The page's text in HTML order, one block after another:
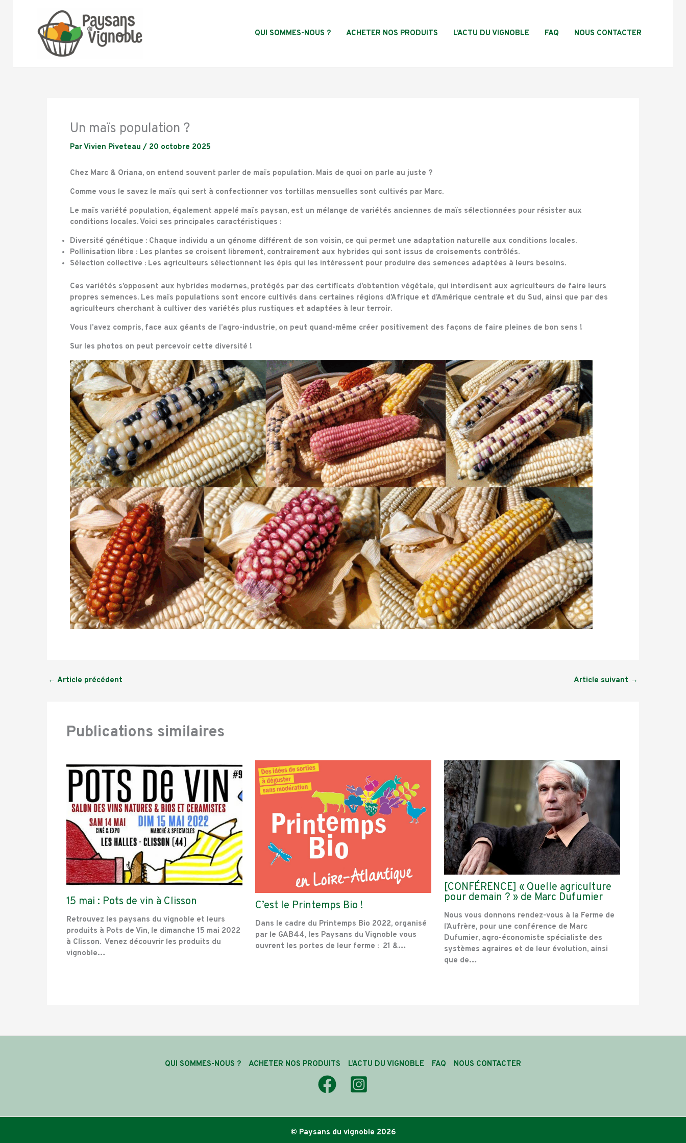
QUI SOMMES-NOUS ? ACHETER NOS PRODUITS L’ACTU DU VIGNOBLE FAQ NOUS CONTACTER
Un maïs population ?
ParVivien Piveteau / 20 octobre 2025
Chez Marc & Oriana, on entend souvent parler de maïs population. Mais de quoi on parle au juste ?
Comme vous le savez le maïs qui sert à confectionner vos tortillas mensuelles sont cultivés par Marc.
Le maïs variété population, également appelé maïs paysan, est un mélange de variétés anciennes de maïs sélectionnées pour résister aux
conditions locales. Voici ses principales caractéristiques :
Diversité génétique : Chaque individu a un génome différent de son voisin, ce qui permet une adaptation naturelle aux conditions locales.
Pollinisation libre : Les plantes se croisent librement, contrairement aux hybrides qui sont issus de croisements contrôlés.
Sélection collective : Les agriculteurs sélectionnent les épis qui les intéressent pour produire des semences adaptées à leurs besoins.
Ces variétés s’opposent aux hybrides modernes, protégés par des certificats d’obtention végétale, qui interdisent aux agriculteurs de faire leurs
propres semences. Les maïs populations sont encore cultivés dans certaines régions d’Afrique et d’Amérique centrale et du Sud, ainsi que par des
agriculteurs cherchant à cultiver des variétés plus rustiques et adaptées à leur terroir.
Vous l’avez compris, face aux géants de l’agro-industrie, on peut quand-même créer positivement des façons de faire pleines de bon sens !
Sur les photos on peut percevoir cette diversité !
← Article précédent Article suivant →
Publications similaires
15 mai : Pots de vin à Clisson
Retrouvez les paysans du vignoble et leurs
produits à Pots de Vin, le dimanche 15 mai 2022
à Clisson. Venez découvrir les produits du
vignoble…
C’est le Printemps Bio !
Dans le cadre du Printemps Bio 2022, organisé
par le GAB44, les Paysans du Vignoble vous
ouvrent les portes de leur ferme : 21 &…
[CONFÉRENCE] « Quelle agriculture
pour demain ? » de Marc Dufumier
Nous vous donnons rendez-vous à la Ferme de
l’Aufrère, pour une conférence de Marc
Dufumier, agro-économiste spécialiste des
systèmes agraires et de leur évolution, ainsi
que de…
QUI SOMMES-NOUS ? ACHETER NOS PRODUITS L’ACTU DU VIGNOBLE FAQ NOUS CONTACTER
© Paysans du vignoble 2026